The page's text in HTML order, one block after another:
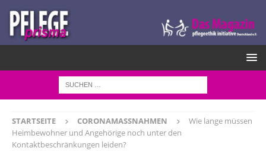
STARTSEITE CORONAMASSNAHMEN
Wie lange müssen
Heimbewohner und Angehörige noch unter den
Kontaktbeschränkungen leiden?